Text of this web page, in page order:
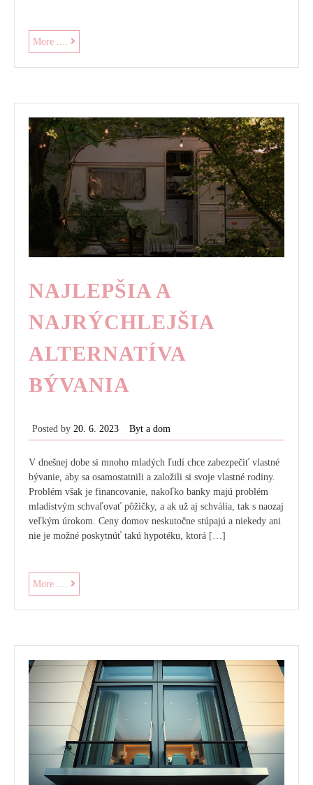
More .... Bývanie
na
predmestí
NAJLEPŠIA A
NAJRÝCHLEJŠIA
ALTERNATÍVA
BÝVANIA
Posted by 20. 6. 2023 Byt a dom
V dnešnej dobe si mnoho mladých ľudí chce zabezpečiť vlastné
bývanie, aby sa osamostatnili a založili si svoje vlastné rodiny.
Problém však je financovanie, nakoľko banky majú problém
mladistvým schvaľovať pôžičky, a ak už aj schvália, tak s naozaj
veľkým úrokom. Ceny domov neskutočne stúpajú a niekedy ani
nie je možné poskytnúť takú hypotéku, ktorá […]
More .... Najlepšia
a
najrýchlejšia